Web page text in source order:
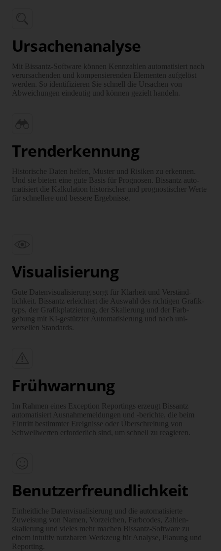
Ursachenanalyse
Mit Bissantz-Software können Kennzahlen automatisiert nach
ver­ur­sachenden und kom­pen­sierenden Elementen aufgelöst
werden. So identifizieren Sie schnell die Ursachen von
Abweichungen eindeutig und können gezielt handeln.
Trenderkennung
Historische Daten helfen, Muster und Risiken zu erkennen.
Und sie bieten eine gute Basis für Prognosen. Bissantz auto­
matisiert die Kalku­lation historischer und prog­nostischer Werte
für schnellere und bessere Ergeb­nisse.
Visualisierung
Gute Daten­visuali­sierung sorgt für Klarheit und Verständ­
lichkeit. Bissantz erleichtert die Auswahl des richtigen Grafik­
typs, der Grafik­platzierung, der Skalierung und der Farb­
gebung mit KI-gestützter Auto­mati­sierung und nach uni­
versellen Standards.
Frühwarnung
Im Rahmen eines Exception Reportings erzeugt Bissantz
automatisiert Ausnahme­meldungen und -berichte, die beim
Eintritt bestimmter Ereignisse oder Über­schreitung von
Schwell­werten erforderlich sind, um schnell zu reagieren.
Benutzerfreundlichkeit
Einheitliche Daten­visualisierung und die auto­matisierte
Zuweisung von Namen, Vorzeichen, Farb­codes, Zahlen­
skalierung und vieles mehr machen Bissantz-Software zu
einem intuitiv nutzbaren Werk­zeug für Analyse, Planung und
Reporting.